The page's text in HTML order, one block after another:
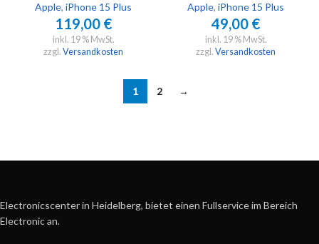
Apple, iPhone 15 Plus
119,00 €
inkl. 19 % MwSt.
zzgl. Versandkosten
Apple, iPhone 15 Plus
49,00 €
inkl. 19 % MwSt.
zzgl. Versandkosten
1 2 →
Electronicscenter in Heidelberg, bietet einen Fullservice im Bereich
Electronic an.